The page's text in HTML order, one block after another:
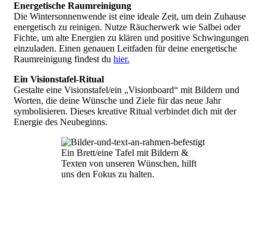
Energetische Raumreinigung
Die Wintersonnenwende ist eine ideale Zeit, um dein Zuhause
energetisch zu reinigen. Nutze Räucherwerk wie Salbei oder
Fichte, um alte Energien zu klären und positive Schwingungen
einzuladen. Einen genauen Leitfaden für deine energetische
Raumreinigung findest du hier.
Ein Visionstafel-Ritual
Gestalte eine Visionstafel/ein „Visionboard“ mit Bildern und
Worten, die deine Wünsche und Ziele für das neue Jahr
symbolisieren. Dieses kreative Ritual verbindet dich mit der
Energie des Neubeginns.
Ein Brett/eine Tafel mit Bildern &
Texten von unseren Wünschen, hilft
uns den Fokus zu halten.